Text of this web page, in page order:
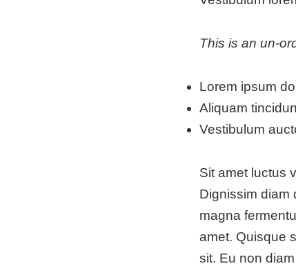
This is an un-
Lorem ipsum
Aliquam
Vestibulum
Sit amet luctus
Dignissim diam
magna
amet. Quisque
sit. Eu non